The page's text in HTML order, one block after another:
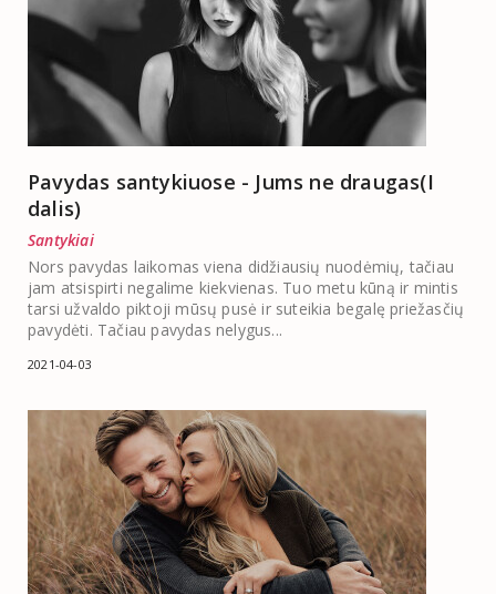
Pavydas santykiuose - Jums ne draugas(I
dalis)
Santykiai
Nors pavydas laikomas viena didžiausių nuodėmių, tačiau
jam atsispirti negalime kiekvienas. Tuo metu kūną ir mintis
tarsi užvaldo piktoji mūsų pusė ir suteikia begalę priežasčių
pavydėti. Tačiau pavydas nelygus...
2021-04-03